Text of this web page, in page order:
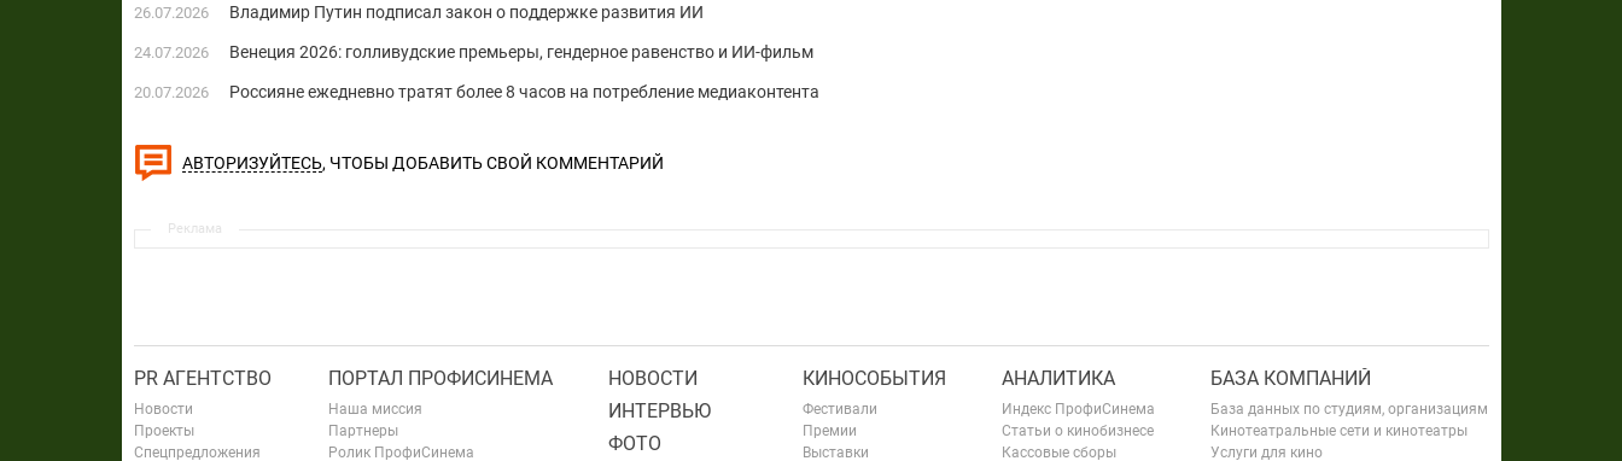
26.07.2026 Владимир Путин подписал закон о поддержке развития ИИ
24.07.2026 Венеция 2026: голливудские премьеры, гендерное равенство и ИИ-фильм
20.07.2026 Россияне ежедневно тратят более 8 часов на потребление медиаконтента
АВТОРИЗУЙТЕСЬ, ЧТОБЫ ДОБАВИТЬ СВОЙ КОММЕНТАРИЙ
Реклама
PR АГЕНТСТВО
Новости
Проекты
Спецпредложения
ПОРТАЛ ПРОФИСИНЕМА
Наша миссия
Партнеры
Ролик ПрофиСинема
НОВОСТИ
ИНТЕРВЬЮ
ФОТО
КИНОСОБЫТИЯ
Фестивали
Премии
Выставки
АНАЛИТИКА
Индекс ПрофиСинема
Статьи о кинобизнесе
Кассовые сборы
БАЗА КОМПАНИЙ
База данных по студиям, организациям
Кинотеатральные сети и кинотеатры
Услуги для кино